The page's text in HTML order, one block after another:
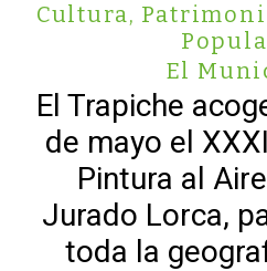
Cultura,
El
El Trapiche
de mayo el
Pintura al
Jurado Lorca,
toda la